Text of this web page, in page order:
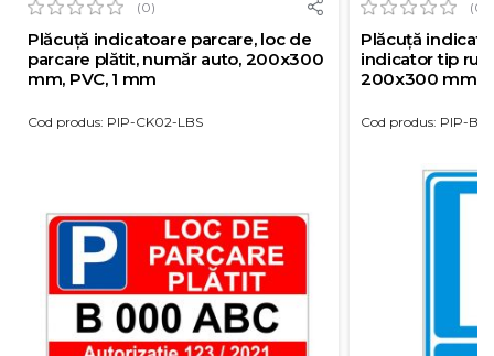
(0)
Plăcuță indicatoare parcare, loc de
parcare plătit, număr auto, 200x300
mm, PVC, 1 mm
Cod produs: PIP-CK02-LBS
(0)
Plăcuță
indicator tip
200x300 mm,
Cod produs: PIP-